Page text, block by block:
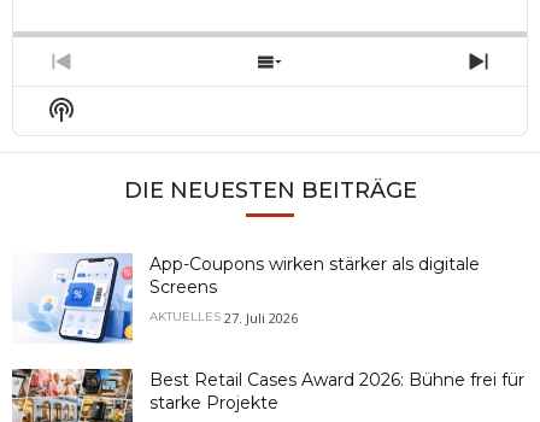
Previous
Episode
Show
Episodes
Next
Show
Podcast
Information
DIE NEUESTEN BEITRÄGE
App-Coupons wirken stärker als digitale
Screens
AKTUELLES 27. Juli 2026
Best Retail Cases Award 2026: Bühne frei für
starke Projekte